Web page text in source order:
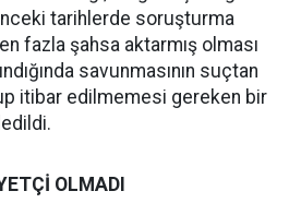
tarihlerde soruşturma
fazla şahsa aktarmış olması
savunmasının suçtan
itibar edilmemesi gereken bir
OLMADI